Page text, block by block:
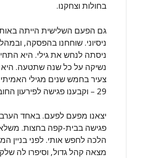
בחולות וצחקנו.
גם הפעם השלישית הייתה
ניסיוני. שוחחנו בהפסקה,
ניסתה לנחש את גילי. היא
נשיקה על כל שנה שתטעה.
צעיר בחמש שנים מגילי האמיתי
29 – וקבענו פגישה לפירעון החוב.
יצאנו מפעם לפעם. באחד
פגישה בבית-קפה בחצות.
הלכה לחפש אותי. לפני בניין
מצאה קהל גדול, וסיפרו לה